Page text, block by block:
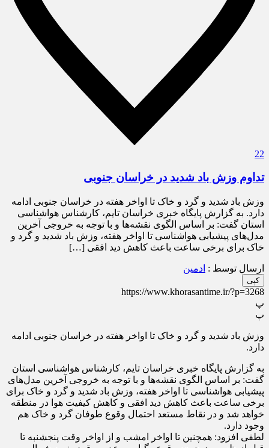
22
تداوم وزش باد شدید در خراسان جنوبی
وزش باد شدید و گرد و خاک تا اواخر هفته در خراسان جنوبی ادامه
دارد. به گزارش پایگاه خبری خراسان تایم، کارشناس هواشناسی
استان گفت: بر اساس الگوی نقشه‌ها و با توجه به خروجی آخرین
مدل‌های پیشیابی هواشناسی تا اواخر هفته، وزش باد شدید و گرد و
خاک برای برخی ساعت باعث کاهش دید افقی […]
ارسال توسط : ادمین
کپی
https://www.khorasantime.ir/?p=3268
پ
پ
وزش باد شدید و گرد و خاک تا اواخر هفته در خراسان جنوبی ادامه
دارد.
به گزارش پایگاه خبری خراسان تایم، کارشناس هواشناسی استان
گفت: بر اساس الگوی نقشه‌ها و با توجه به خروجی آخرین مدل‌های
پیشیابی هواشناسی تا اواخر هفته، وزش باد شدید و گرد و خاک برای
برخی ساعت باعث کاهش دید افقی و کاهش کیفیت هوا در منطقه
خواهد شد و در نقاط مستعد احتمال وقوع طوفان گرد و خاک هم
وجود دارد.
لطفی افزود: همچنین تا اواخر امشب و از اواخر وقت پنجشنبه تا